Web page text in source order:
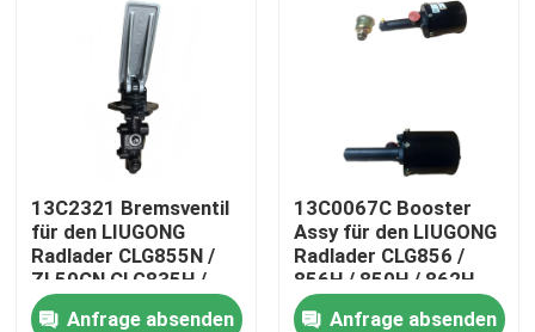
Produkte
Über uns
Fabrik-Ausflug
13C2321 Bremsventil
für den LIUGONG
Radlader CLG855N /
ZL50CN CLG835H /
842 CLG870H
Anfrage absenden
13C0067C Booster
Assy für den LIUGONG
Radlader CLG856 /
856H / 850H / 862H
ZL40B / CLG842
Anfrage absenden